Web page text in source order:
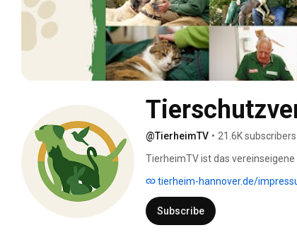
@TierheimTV • 21.6K subscribers
TierheimTV ist das
unsere Vereinsarbeit
dieser Art in Deutschland. Unter
und Kleintiervermittlung!
tierheim-hannover.de/
Subscribe